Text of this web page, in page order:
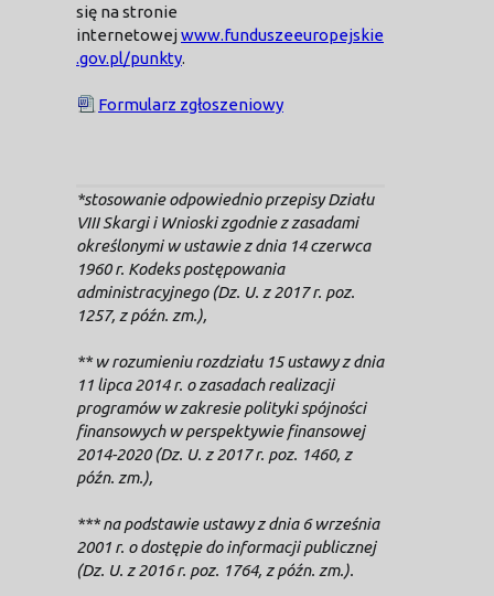
się na stronie
internetowejwww.funduszeeuropejskie
.gov.pl/punkty.
Formularz zgłoszeniowy
*stosowanie odpowiednio przepisy Działu
VIII Skargi i Wnioski zgodnie z zasadami
określonymi w ustawie z dnia 14 czerwca
1960 r. Kodeks postępowania
administracyjnego (Dz. U. z 2017 r. poz.
1257, z późn. zm.),
** w rozumieniu rozdziału 15 ustawy z dnia
11 lipca 2014 r. o zasadach realizacji
programów w zakresie polityki spójności
finansowych w perspektywie finansowej
2014-2020 (Dz. U. z 2017 r. poz. 1460, z
późn. zm.),
*** na podstawie ustawy z dnia 6 września
2001 r. o dostępie do informacji publicznej
(Dz. U. z 2016 r. poz. 1764, z późn. zm.).